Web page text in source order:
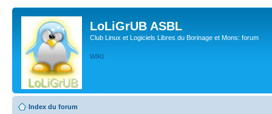
LoLiGrUB ASBL
Club Linux et Logiciels Libres du Borinage et Mons: forum
WIKI
Index du forum